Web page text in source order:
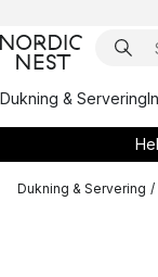
Dukning & Servering
Dukning & Servering /